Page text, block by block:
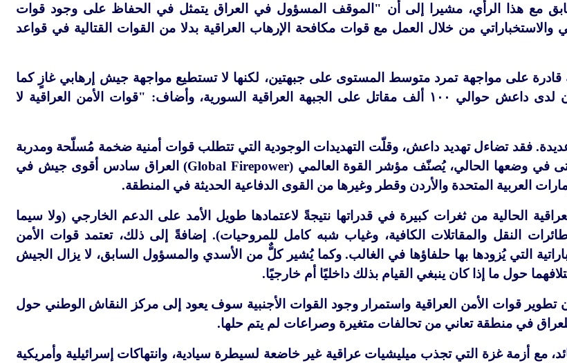
مع هذا الرأي، مشيرا إلى أن "الموقف المسؤول في العراق يتمثل في الحفاظ على وجود قوات
والاستخباراتي من خلال العمل مع قوات مكافحة الإرهاب العراقية بدلا من القوات القتالية في قواعد
قادرة على مواجهة تمرد متوسط
المستوى على جبهتين، لكنها لا تستطيع مواجهة جيش إرهابي غازٍ كما
لدى داعش حوالي ١٠٠ ألف مقاتل على الجبهة العراقية السورية، وأضاف: "قوات الأمن العراقية لا
فقد تضاءل تهديد داعش، وقلّت التهديدات الوجودية التي تتطلب قوات أمنية ضخمة مُسلّحة ومدربة
في وضعها الحالي، يُصنّف مؤشر القوة العالمي (Global Firepower) العراق سادس أقوى جيش في
العربية المتحدة والأردن وقطر وغيرها من القوى الدفاعية الحديثة في المنطقة.
الحالية من ثغرات كبيرة في قدراتها نتيجةً لاعتمادها طويل الأمد على الدعم الخارجي (ولا سيما
النقل والمقاتلات الكافية، وغياب شبه كامل للمروحيات). إضافةً إلى ذلك، تعتمد قوات الأمن
التي يُزودها بها حلفاؤها في الغالب. وكما يُشير كلٌّ من الأسدي والمسؤول السابق، لا يزال الجيش
حول ما إذا كان ينبغي القيام بذلك داخليًا أم خارجيًا.
تطوير قوات الأمن العراقية واستمرار وجود القوات الأجنبية سوف يعود إلى مركز النقاش الوطني حول
للعراق في منطقة تعاني من تحالفات متغيرة وصراعات لم يتم حلها.
مع أزمة غزة التي تجذب ميليشيات عراقية غير خاضعة لسيطرة سيادية، وانتهاكات إسرائيلية وأمريكية